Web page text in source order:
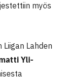
myös
Lahden
Yli-